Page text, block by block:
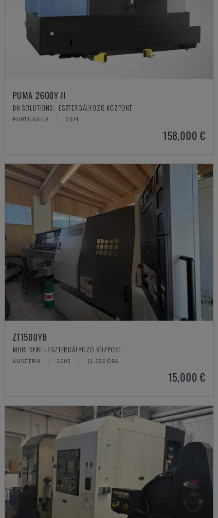
PUMA 2600Y II
DN SOLUTIONS - ESZTERGÁLYOZÓ KÖZPONT
PORTUGÁLIA 2024
158,000 €
ZT1500YB
MORI SEIKI - ESZTERGÁLYOZÓ KÖZPONT
AUSZTRIA 2005 11.026 ÓRA
15,000 €